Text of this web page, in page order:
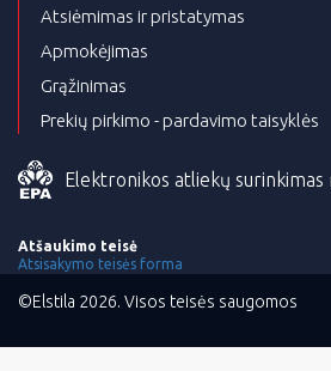
Atsiėmimas ir pristatymas
Apmokėjimas
Grąžinimas
Prekių pirkimo - pardavimo taisyklės
Elektronikos atliekų surinkimas
Atšaukimo teisė
Atsisakymo teisės forma
©Elstila 2026. Visos teisės saugomos